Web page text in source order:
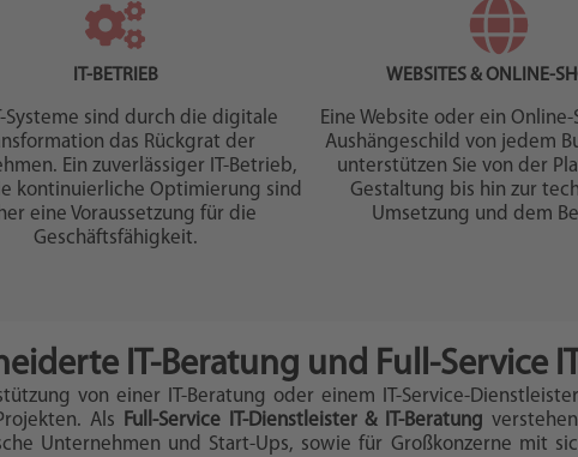
IT-BETRIEB
Systeme sind durch die digitale
das Rückgrat der
Ein zuverlässiger IT-Betrieb,
kontinuierliche Optimierung sind
eine Voraussetzung für die
Geschäftsfähigkeit.
WEBSITES & ONLINE-
Eine Website oder ein Online-
Aushängeschild von jedem
unterstützen Sie von der
Gestaltung bis hin zur
Umsetzung und dem
IT-Beratung und Full-Service
von einer IT-Beratung oder einem IT-Service-
Als
Full-Service IT-Dienstleister & IT-Beratung
Unternehmen und Start-Ups, sowie für Großkonzerne mit